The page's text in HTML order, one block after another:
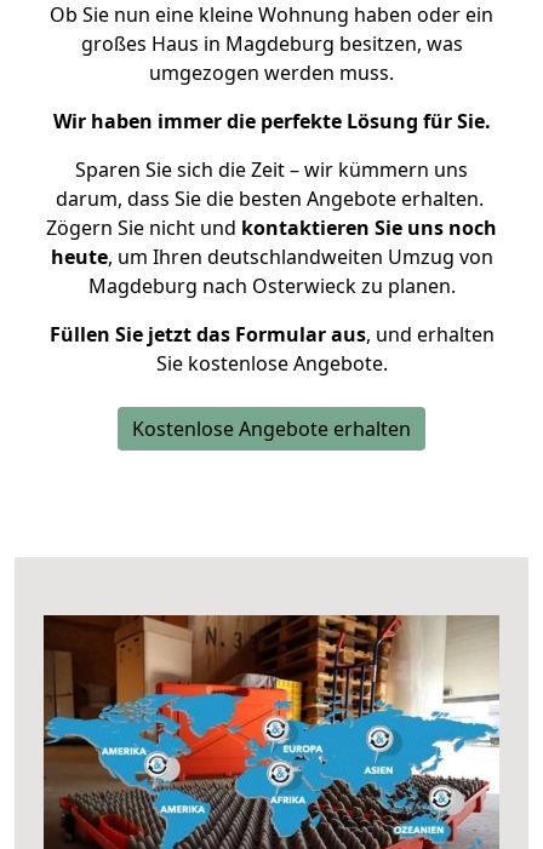
Ob Sie nun eine kleine Wohnung haben oder ein
großes Haus in Magdeburg besitzen, was
umgezogen werden muss.
Wir haben immer die perfekte Lösung für Sie.
Sparen Sie sich die Zeit – wir kümmern uns
darum, dass Sie die besten Angebote erhalten.
Zögern Sie nicht und kontaktieren Sie uns noch
heute, um Ihren deutschlandweiten Umzug von
Magdeburg nach Osterwieck zu planen.
Füllen Sie jetzt das Formular aus, und erhalten
Sie kostenlose Angebote.
Kostenlose Angebote erhalten